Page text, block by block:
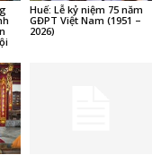
Huế: Lễ kỷ niệm 75 năm
GĐPT Việt Nam (1951 –
2026)